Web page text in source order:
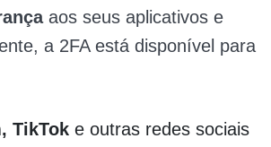
aos seus aplicativos e
a 2FA está disponível para
TikTok e outras redes sociais